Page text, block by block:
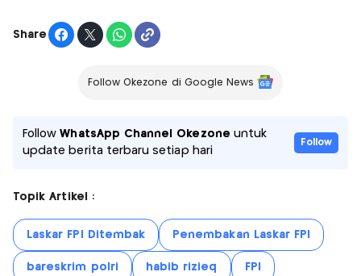
Share
Follow Okezone di Google News
FollowWhatsApp Channel Okezone untuk
update berita terbaru setiap hari
Follow
Topik Artikel :
Laskar FPI Ditembak Penembakan Laskar FPI
bareskrim polri habib rizieq FPI